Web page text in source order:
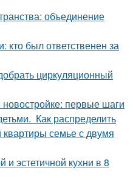
объединение
был ответственен за
циркуляционный
первые шаги
Как распределить
квартиры семье с двумя
эстетичной кухни в 8